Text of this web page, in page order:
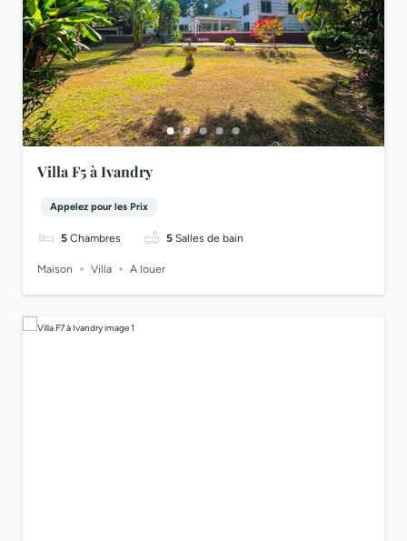
Villa F5 à Ivandry
Appelez pour les Prix
5 Chambres 5 Salles de bain
Maison Villa A louer